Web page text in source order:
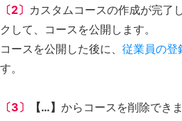
〔2〕 カスタムコースの作成が完了
クして、コースを公開します。
コースを公開した後に、 従業員の登
す。
〔3〕 【…】 からコースを削除できま